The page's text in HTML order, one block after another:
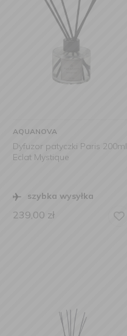
AQUANOVA
Dyfuzor patyczki Paris 200ml
Eclat Mystique
szybka wysyłka
239,00 zł